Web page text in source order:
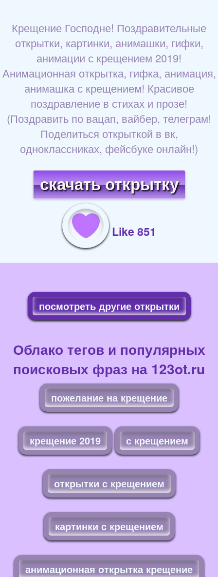
Крещение Господне! Поздравительные
открытки, картинки, анимашки, гифки,
анимации с крещением 2019!
Анимационная открытка, гифка, анимация,
анимашка с крещением! Красивое
поздравление в стихах и прозе!
(Поздравить по вацап, вайбер, телеграм!
Поделиться открыткой в вк,
одноклассниках, фейсбуке онлайн!)
скачать открытку
Like 851
посмотреть другие открытки
Облако тегов и популярных
поисковых фраз на 123ot.ru
пожелание на крещение
крещение 2019 с крещением
открытки с крещением
картинки с крещением
анимационная открытка крещение